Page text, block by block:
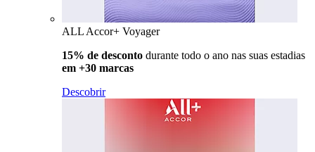
ALL Accor+ Voyager
15% de desconto durante todo o ano nas suas estadias
em +30 marcas
Descobrir